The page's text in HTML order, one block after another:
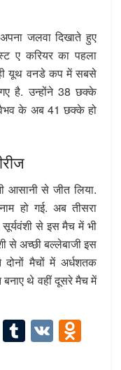
जलवा दिखाते हुए
ए करियर का पहला
यूथ वनडे कप में सबसे
है. उन्होंने 38 छक्के
वैभव के अब 41 छक्के हो
आसानी से जीत लिया.
हो गई. अब तीसरा
से इस मैच में भी
से अच्छी बल्लेबाजी इस
मैचों में अर्धशतक
बनाए थे वहीं दूसरे मैच में
Li
n
T
u
V
K